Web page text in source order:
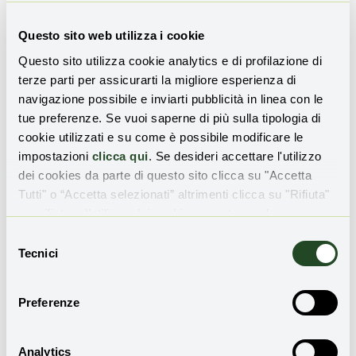
Questo sito web utilizza i cookie
Questo sito utilizza cookie analytics e di profilazione di
terze parti per assicurarti la migliore esperienza di
navigazione possibile e inviarti pubblicità in linea con le
tue preferenze. Se vuoi saperne di più sulla tipologia di
cookie utilizzati e su come è possibile modificare le
impostazioni clicca qui. Se desideri accettare l'utilizzo
dei cookies da parte di questo sito clicca su "Accetta
Tutti" o “Accetta selezionati” altrimenti clicca su "Rifiuta"
per rifiutare l’utilizzo dei cookie e mantenere le
delTecnici
Preferenze
Analytics
potrebbero avviare inaspettatamente un
cambiamento di contesto quando ricevono il
focus
C.9.3.3.1: In alcune sezioni gli errori di input
potrebbero non essere sempre chiaramente
identificati e descritti all’utente
C.9.3.3.2: In alcuni casi non sono fornite
etichette o istruzioni quando il contenuto
richiede azioni di input da parte dell’utente
C.9.3.3.3: Se viene identificato un errore di
inserimento e sono noti dei suggerimenti per
vengono forniti all’utente, a meno che ciò